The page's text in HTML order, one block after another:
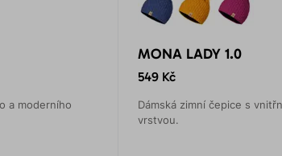
a moderního
MONA LADY 1.0
549 Kč
Dámská zimní čepice s
vrstvou.